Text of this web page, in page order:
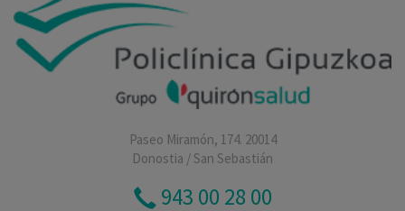
Paseo Miramón, 174. 20014
Donostia / San Sebastián
943 00 28 00